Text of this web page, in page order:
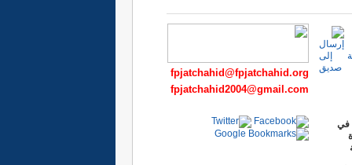
في
fpjatchahid@fpjatchahid.org
fpjatchahid2004@gmail.com